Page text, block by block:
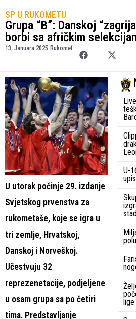
SP U RUKOMETU
Grupa “B”: Danskoj
borbi sa afričkim
13. Januara 2025. Rukomet
U utorak počinje 29. izdanje
Svjetskog prvenstva za
rukometaše, koje se igra u
tri zemlje, Hrvatskoj,
Danskoj i Norveškoj.
Učestvuju 32
reprezenetacije, podjeljene
u osam grupa sa po četiri
tima. Predstavljanje
U-